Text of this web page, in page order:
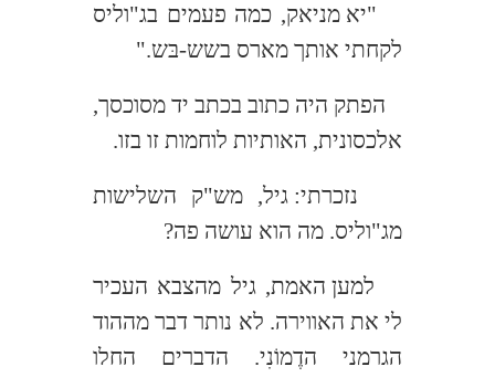
"יא מניאק, כמה פעמים בג"וליס
לקחתי אותך מארס בשש-בּש."
הפתק היה כתוב בכתב יד מסוכסך,
אלכסונית, האותיות לוחמות זו בזו.
נזכרתי: גיל, מש"ק השלישות
מג"וליס. מה הוא עושה פה?
למען האמת, גיל מהצבא העכיר
לי את האווירה. לא נותר דבר מההוד
הגרמני הדֶמוֹנִי. הדברים החלו